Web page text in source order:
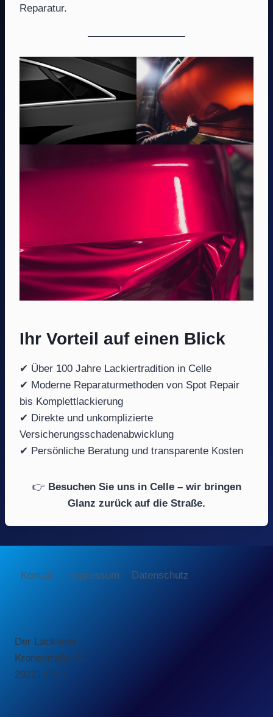
Reparatur.
Ihr Vorteil auf einen Blick
✔ Über 100 Jahre Lackiertradition in Celle
✔ Moderne Reparaturmethoden von Spot Repair
bis Komplettlackierung
✔ Direkte und unkomplizierte
Versicherungsschadenabwicklung
✔ Persönliche Beratung und transparente Kosten
👉 Besuchen Sie uns in Celle – wir bringen
Glanz zurück auf die Straße.
Kontakt Impressum Datenschutz
Der Lackierer
Kronestraße 24
29221 Celle